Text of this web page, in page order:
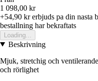
1 098,00 kr
+54,90 krerbjuds pa din nasta
bestallning har bekraftats
Loading...
Beskrivning
Mjuk, stretchig och
och rörlighet